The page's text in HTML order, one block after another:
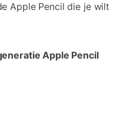
Apple Pencil die je wilt
Apple Pencil